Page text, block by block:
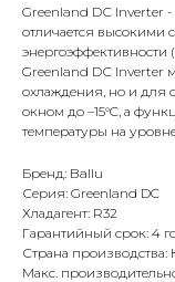
Greenland DС Inverter -
отличается высокими
энергоэффективности
Greenland DС Inverter
охлаждения, но и для
окном до –15°C, а
температуры на
Бренд: Ballu
Серия: Greenland DC
Хладагент: R32
Гарантийный срок: 4
Страна производства:
Макс.